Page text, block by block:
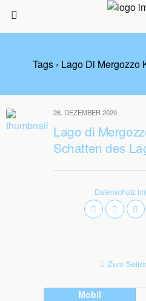
Tags › Lago Di
26. DEZEMBER 2020
Lago di
Schatten des
Datenschutz
Zum
Mobil